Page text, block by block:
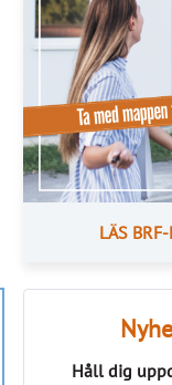
LÄS
Håll dig